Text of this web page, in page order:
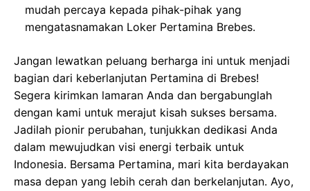
mudah percaya kepada pihak-pihak yang
mengatasnamakan Loker Pertamina Brebes.
Jangan lewatkan peluang berharga ini untuk menjadi
bagian dari keberlanjutan Pertamina di Brebes!
Segera kirimkan lamaran Anda dan bergabunglah
dengan kami untuk merajut kisah sukses bersama.
Jadilah pionir perubahan, tunjukkan dedikasi Anda
dalam mewujudkan visi energi terbaik untuk
Indonesia. Bersama Pertamina, mari kita berdayakan
masa depan yang lebih cerah dan berkelanjutan. Ayo,